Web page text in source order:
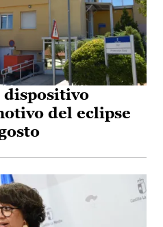
dispositivo
del eclipse